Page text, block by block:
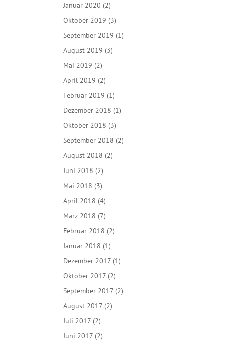
Januar 2020 (2)
Oktober 2019 (3)
September 2019 (1)
August 2019 (3)
Mai 2019 (2)
April 2019 (2)
Februar 2019 (1)
Dezember 2018 (1)
Oktober 2018 (3)
September 2018 (2)
August 2018 (2)
Juni 2018 (2)
Mai 2018 (3)
April 2018 (4)
März 2018 (7)
Februar 2018 (2)
Januar 2018 (1)
Dezember 2017 (1)
Oktober 2017 (2)
September 2017 (2)
August 2017 (2)
Juli 2017 (2)
Juni 2017 (2)